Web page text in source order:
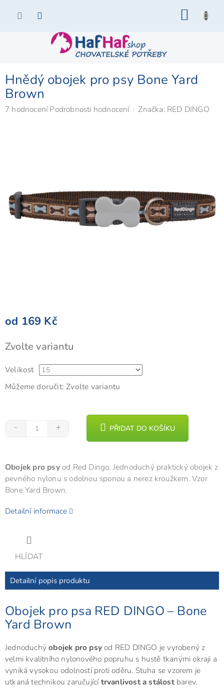
Hnědý obojek pro psy Bone Yard
Brown
Průměrné
hvězdiček.
7 hodnocení Podrobnosti hodnocení Značka: RED DINGO
od 169 Kč
cena:
Zvolte variantu
Velikost
Můžeme doručit: Zvolte variantu
PŘIDAT DO KOŠÍKU
Obojek pro psyod Red Dingo. Jednoduchý praktický obojek z
pevného nylonu s odolnou sponou a nerez kroužkem. Vzor
Bone Yard Brown.
Detailní informace
HLÍDAT
Detailní popis produktu
Obojek pro psa RED DINGO – Bone
Yard Brown
Jednoduchýobojek pro psyod RED DINGO je vyrobený z
velmi kvalitního nylonového popruhu s hustě tkanými okraji a
vyniká vysokou odolností proti oděru. Stuha se vzorem je
utkaná technikou zaručujícítrvanlivost a stálostbarev.